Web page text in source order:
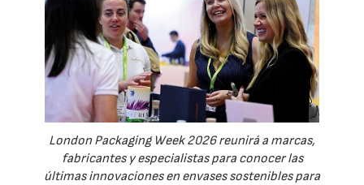
London Packaging Week 2026 reunirá a marcas,
fabricantes y especialistas para conocer las
últimas innovaciones en envases sostenibles para